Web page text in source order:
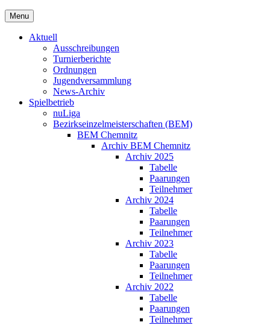
Menu
Aktuell
Ausschreibungen
Turnierberichte
Ordnungen
Jugendversammlung
News-Archiv
Spielbetrieb
nuLiga
Bezirkseinzelmeisterschaften (BEM)
BEM Chemnitz
Archiv BEM Chemnitz
Archiv 2025
Tabelle
Paarungen
Teilnehmer
Archiv 2024
Tabelle
Paarungen
Teilnehmer
Archiv 2023
Tabelle
Paarungen
Teilnehmer
Archiv 2022
Tabelle
Paarungen
Teilnehmer